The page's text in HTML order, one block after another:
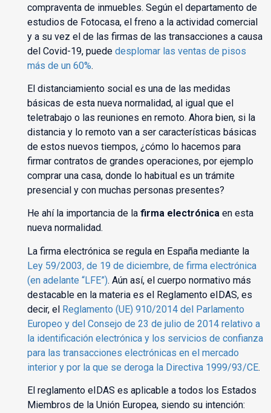
compraventa de inmuebles. Según el departamento de
estudios de Fotocasa, el freno a la actividad comercial
y a su vez el de las firmas de las transacciones a causa
del Covid-19, puede desplomar las ventas de pisos
más de un 60%.
El distanciamiento social es una de las medidas
básicas de esta nueva normalidad, al igual que el
teletrabajo o las reuniones en remoto. Ahora bien, si la
distancia y lo remoto van a ser características básicas
de estos nuevos tiempos, ¿cómo lo hacemos para
firmar contratos de grandes operaciones, por ejemplo
comprar una casa, donde lo habitual es un trámite
presencial y con muchas personas presentes?
He ahí la importancia de lafirma electrónicaen esta
nueva normalidad.
La firma electrónica se regula en España mediante la
Ley 59/2003, de 19 de diciembre, de firma electrónica
(en adelante “LFE”). Aún así, el cuerpo normativo más
destacable en la materia es el Reglamento eIDAS, es
decir, el Reglamento (UE) 910/2014 del Parlamento
Europeo y del Consejo de 23 de julio de 2014 relativo a
la identificación electrónica y los servicios de confianza
para las transacciones electrónicas en el mercado
interior y por la que se deroga la Directiva 1999/93/CE.
El reglamento eIDAS es aplicable a todos los Estados
Miembros de la Unión Europea, siendo su intención: